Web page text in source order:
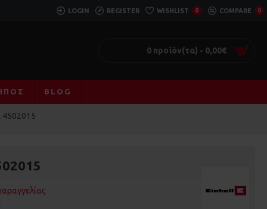
LOGIN REGISTER WISHLIST 0 COMPARE 0
0 προϊόν(τα) - 0,00€
BLOG